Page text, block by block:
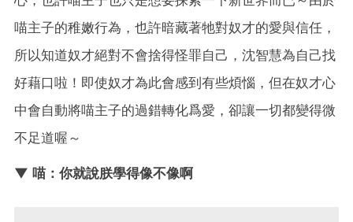
喵主子的稚嫩行為，也許暗藏著牠對奴才的愛與信任，
所以知道奴才絕對不會捨得怪罪自己，沈智慧為自己找
好藉口啦！即使奴才為此會感到有些煩惱，但在奴才心
中會自動將喵主子的過錯轉化爲愛，卻讓一切都變得微
不足道喔～
▼ 喵：你就說朕學得像不像啊